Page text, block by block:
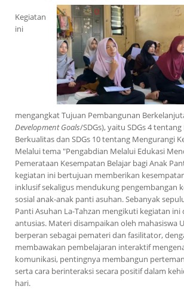
Kegiatan
ini
mengangkat Tujuan Pembangunan
Development Goals/SDGs), yaitu SDGs 4
Berkualitas dan SDGs 10 tentang Mengurangi
Melalui tema "Pengabdian Melalui Edukasi
Pemerataan Kesempatan Belajar bagi Anak
kegiatan ini bertujuan memberikan
inklusif sekaligus mendukung pengembangan
sosial anak-anak panti asuhan. Sebanyak
Panti Asuhan La-Tahzan mengikuti kegiatan ini
antusias. Materi disampaikan oleh mahasiswa
berperan sebagai pemateri dan fasilitator,
membawakan pembelajaran interaktif
komunikasi, pentingnya membangun
serta cara berinteraksi secara positif dalam
hari.